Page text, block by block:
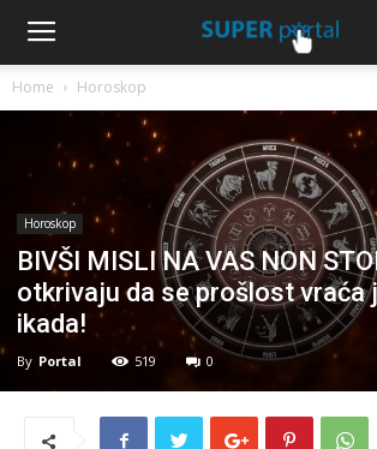
Home Horoskop
Horoskop
BIVŠI MISLI NA VAS NON
otkrivaju da se prošlost vraća
ikada!
By Portal 519 0